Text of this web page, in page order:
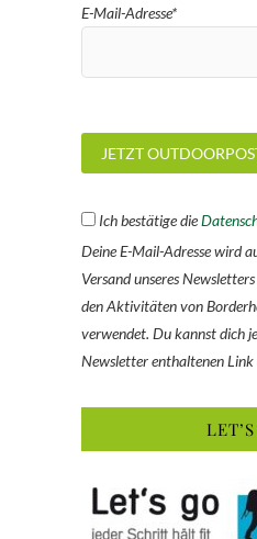
E-Mail-Adresse*
Ich bestätige die
Deine E-Mail-Adresse wird
Versand unseres
den Aktivitäten von
verwendet. Du kannst dich
Newsletter enthaltenen Link